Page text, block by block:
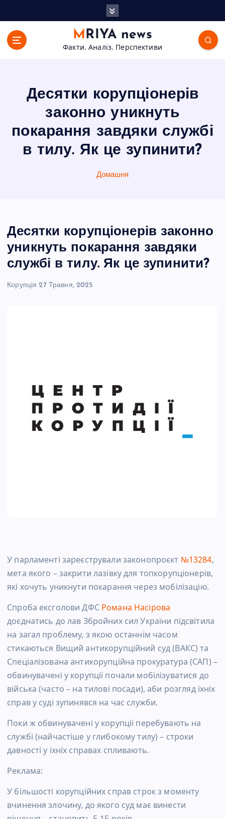
MRIYA news
Факти. Аналіз. Перспективи
Десятки корупціонерів
законно уникнуть
покарання завдяки службі
в тилу. Як це зупинити?
Домашня
Десятки корупціонерів законно
уникнуть покарання завдяки
службі в тилу. Як це зупинити?
Корупція 27 Травня, 2025
У парламенті зареєстрували законопроєкт №13284,
мета якого – закрити лазівку для топкорупціонерів,
які хочуть уникнути покарання через мобілізацію.
Спроба ексголови ДФС Романа Насірова
доєднатись до лав Збройних сил України підсвітила
на загал проблему, з якою останнім часом
стикаються Вищий антикорупційний суд (ВАКС) та
Спеціалізована антикорупційна прокуратура (САП) –
обвинувачені у корупції почали мобілізуватися до
війська (часто – на тилові посади), аби розгляд їхніх
справ у суді зупинявся на час служби.
Поки ж обвинувачені у корупції перебувають на
службі (найчастіше у глибокому тилу) – строки
давності у їхніх справах спливають.
Реклама:
У більшості корупційних справ строк з моменту
вчинення злочину, до якого суд має винести